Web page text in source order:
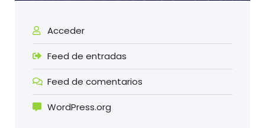
Acceder
Feed de entradas
Feed de comentarios
WordPress.org